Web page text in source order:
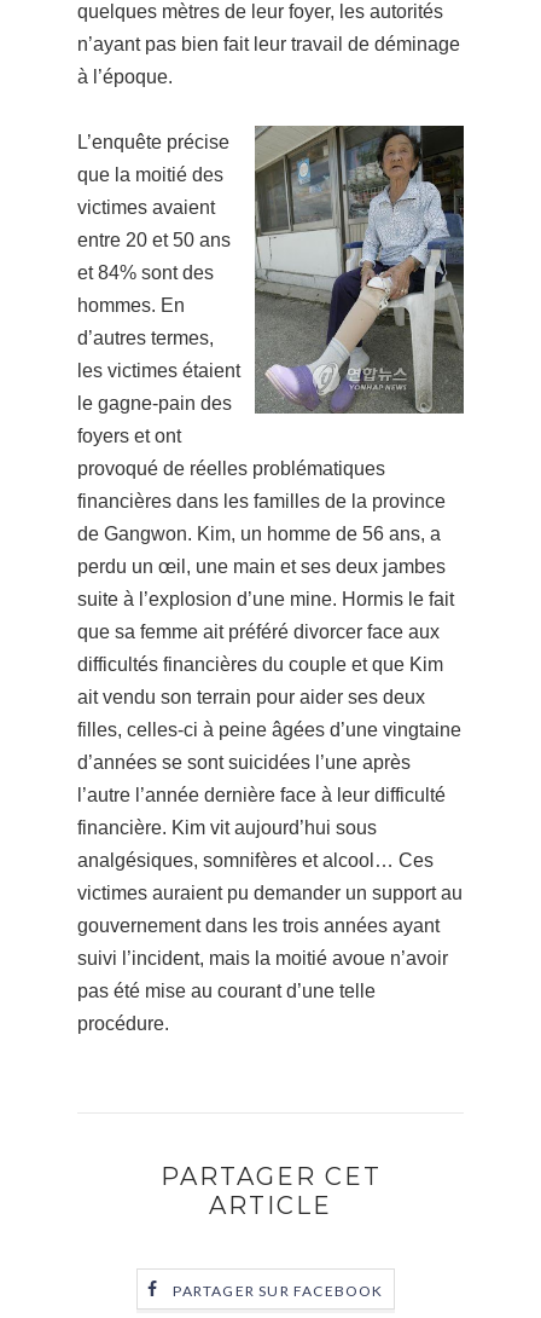
quelques mètres de leur foyer, les autorités
n’ayant pas bien fait leur travail de déminage
à l’époque.
L’enquête précise
que la moitié des
victimes avaient
entre 20 et 50 ans
et 84% sont des
hommes. En
d’autres termes,
les victimes étaient
le gagne-pain des
foyers et ont
provoqué de réelles problématiques
financières dans les familles de la province
de Gangwon. Kim, un homme de 56 ans, a
perdu un œil, une main et ses deux jambes
suite à l’explosion d’une mine. Hormis le fait
que sa femme ait préféré divorcer face aux
difficultés financières du couple et que Kim
ait vendu son terrain pour aider ses deux
filles, celles-ci à peine âgées d’une vingtaine
d’années se sont suicidées l’une après
l’autre l’année dernière face à leur difficulté
financière. Kim vit aujourd’hui sous
analgésiques, somnifères et alcool… Ces
victimes auraient pu demander un support au
gouvernement dans les trois années ayant
suivi l’incident, mais la moitié avoue n’avoir
pas été mise au courant d’une telle
procédure.
PARTAGER CET
ARTICLE
PARTAGER SUR FACEBOOK